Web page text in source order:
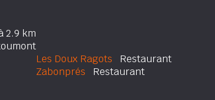
2.9 km
Les Doux Ragots Restaurant
Zabonprés Restaurant